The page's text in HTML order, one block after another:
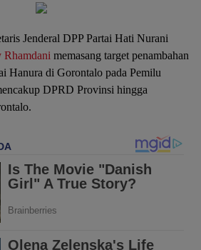
Jenderal DPP Partai Hati Nurani
Rhamdani memasang target penambahan
Hanura di Gorontalo pada Pemilu
DPRD Provinsi hingga